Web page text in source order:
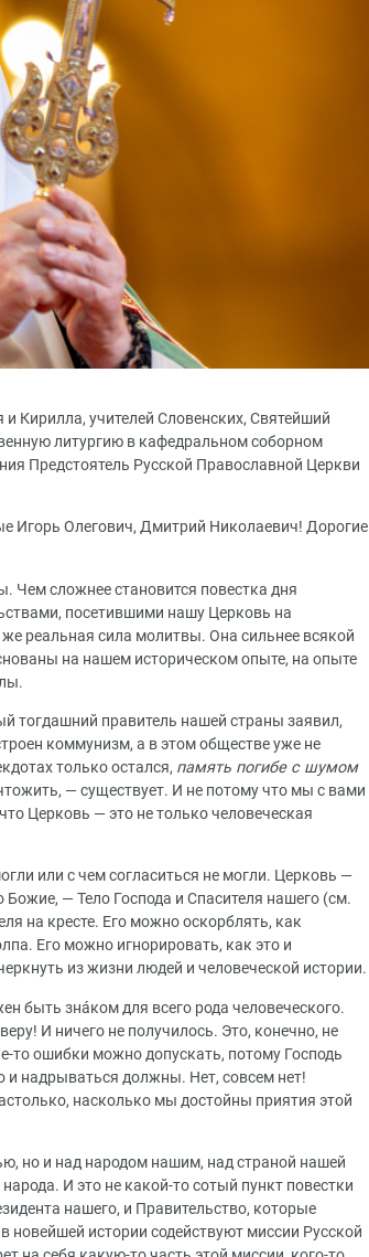
Кирилла, учителей Словенских, Святейший
литургию в кафедральном соборном
Предстоятель Русской Православной Церкви
Игорь Олегович, Дмитрий Николаевич! Дорогие
Чем сложнее становится повестка дня
посетившими нашу Церковь на
реальная сила молитвы. Она сильнее всякой
на нашем историческом опыте, на опыте
тогдашний правитель нашей страны заявил,
коммунизм, а в этом обществе уже не
только остался, память погибе с шумом
— существует. И не потому что мы с вами
Церковь — это не только человеческая
или с чем согласиться не могли. Церковь —
— Тело Господа и Спасителя нашего (см.
на кресте. Его можно оскорблять, как
Его можно игнорировать, как это и
из жизни людей и человеческой истории.
быть знáком для всего рода человеческого.
И ничего не получилось. Это, конечно, не
то ошибки можно допускать, потому Господь
и надрываться должны. Нет, совсем нет!
насколько мы достойны приятия этой
но и над народом нашим, над страной нашей
И это не какой-то сотый пункт повестки
нашего, и Правительство, которые
истории содействуют миссии Русской